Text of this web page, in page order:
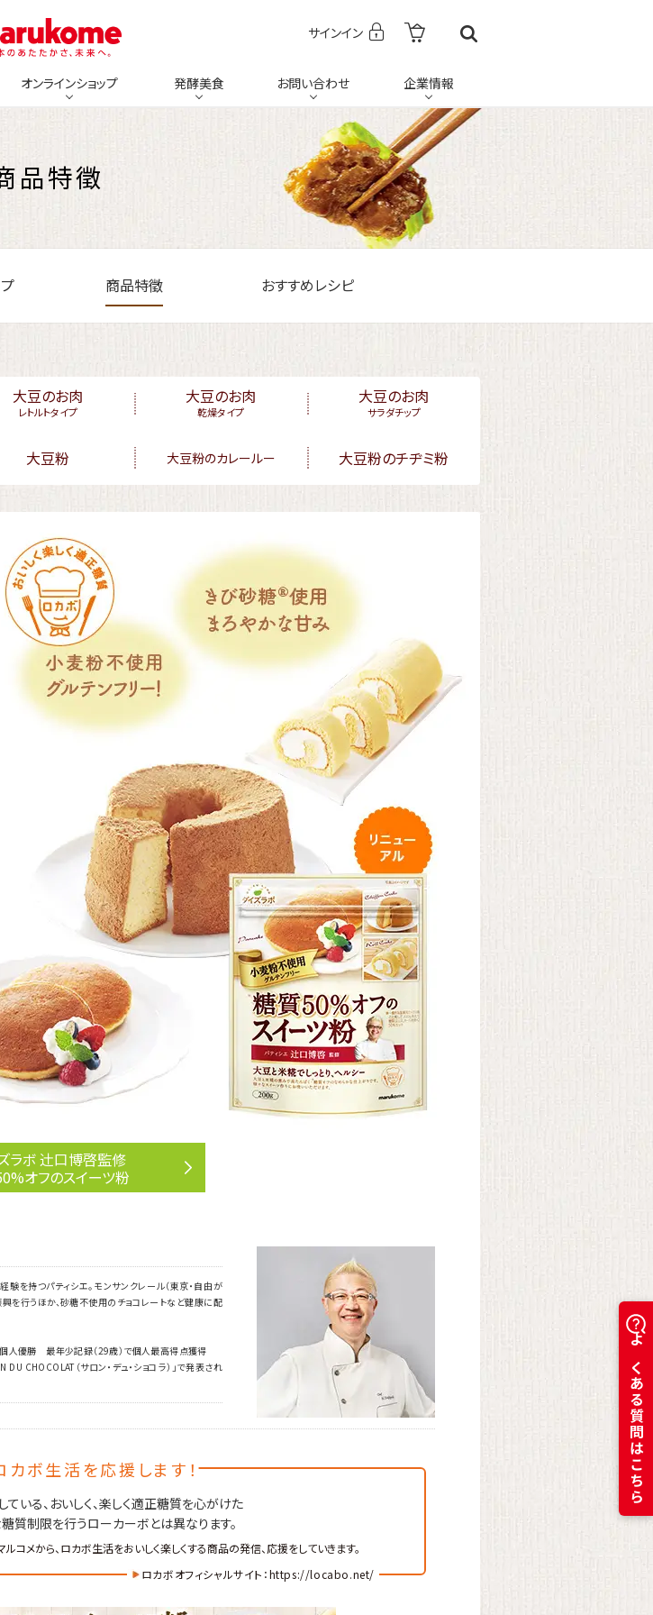
サインイン
オンラインショップ 発酵美食 お問い合わせ 企業情報
品特徵
商品特徵 おすすめレシピ
大豆のお肉
レトルトタイプ
大豆のお肉
乾燥タイプ
大豆のお肉
サラダチップ
大豆粉 大豆粉のカレールー 大豆粉のチヂミ粉
ラボ 辻󠄀口博啓監修
オフのスイーツ粉
を持つパティシエ。モンサンクレール（東京・自由が
を行うほか、砂糖不使用のチョコレートなど健康に配
門個人優勝 最年少記録（29歳）で個人最高得点獲得
CHOCOLAT（サロン・デュ・ショコラ）」で発表され
カボ生活を応援します！
ている、おいしく、楽しく適正糖質を心がけた
質制限を行うローカーボとは異なります。
ルコメから、ロカボ生活をおいしく楽しくする商品の発信、応援をしていきます。
ロカボオフィシャルサイト：https://locabo.net/
よくある質問はこちら